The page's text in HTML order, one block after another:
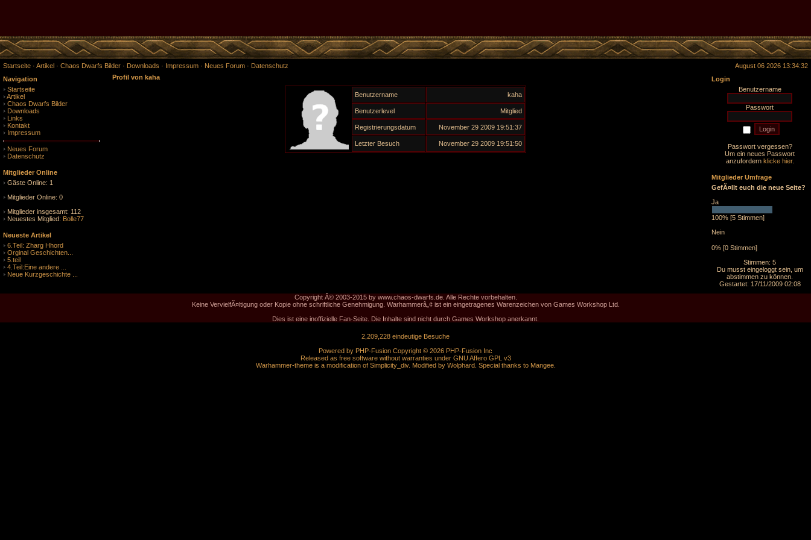
Startseite · Artikel · Chaos Dwarfs Bilder · Downloads · Impressum · Neues Forum · Datenschutz
August 06 2026 13:34:32
Navigation
Startseite
Artikel
Chaos Dwarfs Bilder
Downloads
Links
Kontakt
Impressum
Neues Forum
Datenschutz
Mitglieder Online
Gäste Online: 1
Mitglieder Online: 0
Mitglieder insgesamt: 112
Neuestes Mitglied: Bolle77
Neueste Artikel
6.Teil: Zharg Hhord
Orginal Geschichten...
5.teil
4.Teil:Eine andere ...
Neue Kurzgeschichte ...
Login
Benutzername
Passwort
Passwort vergessen?
Um ein neues Passwort
anzufordern klicke hier.
Mitglieder Umfrage
GefÃ¤llt euch die neue Seite?
Ja
100% [5 Stimmen]
Nein
0% [0 Stimmen]
Stimmen: 5
Du musst eingeloggt sein, um
abstimmen zu können.
Gestartet: 17/11/2009 02:08
Profil von kaha
Benutzername kaha
Benutzerlevel Mitglied
Registrierungsdatum November 29 2009 19:51:37
Letzter Besuch November 29 2009 19:51:50
Copyright Â© 2003-2015 by www.chaos-dwarfs.de. Alle Rechte vorbehalten.
Keine VervielfÃ¤ltigung oder Kopie ohne schriftliche Genehmigung. Warhammerâ„¢ ist ein eingetragenes Warenzeichen von Games Workshop Ltd.
Dies ist eine inoffizielle Fan-Seite. Die Inhalte sind nicht durch Games Workshop anerkannt.
2,209,228 eindeutige Besuche
Powered by PHP-Fusion Copyright © 2026 PHP-Fusion Inc
Released as free software without warranties under GNU Affero GPL v3
Warhammer-theme is a modification of Simplicity_div. Modified by Wolphard. Special thanks to Mangee.